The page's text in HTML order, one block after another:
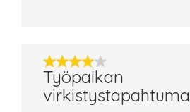
Työpaikan
virkistystapahtuma